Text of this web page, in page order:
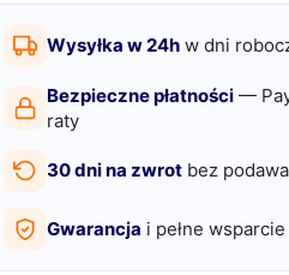
Wysyłka w 24h w dni
Bezpieczne płatności —
raty
30 dni na zwrot bez
Gwarancja i pełne